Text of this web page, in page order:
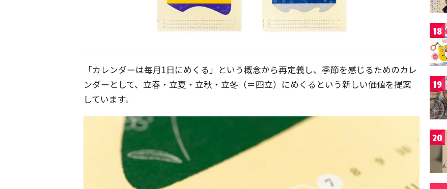
「カレンダーは毎月1日にめくる」という概念から再定義し、季節を感じるためのカレ
ンダーとして、立春・立夏・立秋・立冬（＝四立）にめくるという新しい価値を提案
しています。
18
19
20